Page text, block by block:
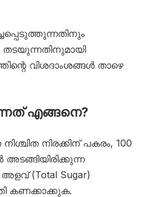
വിശദാംശങ്ങൾ താഴെ
എങ്ങനെ?
നിരക്കിന് പകരം, 100
അടങ്ങിയിരിക്കുന്ന
(Total Sugar)
കണക്കാക്കുക.